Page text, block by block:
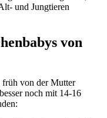
und Jungtieren
von
früh von der Mutter
noch mit 14-16